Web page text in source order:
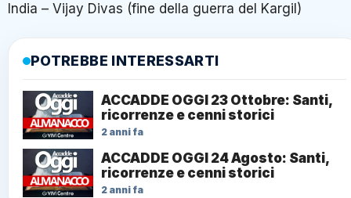
India – Vijay Divas (fine della guerra del Kargil)
POTREBBE INTERESSARTI
ACCADDE OGGI 23 Ottobre: Santi,
ricorrenze e cenni storici
2 anni fa
ACCADDE OGGI 24 Agosto: Santi,
ricorrenze e cenni storici
2 anni fa